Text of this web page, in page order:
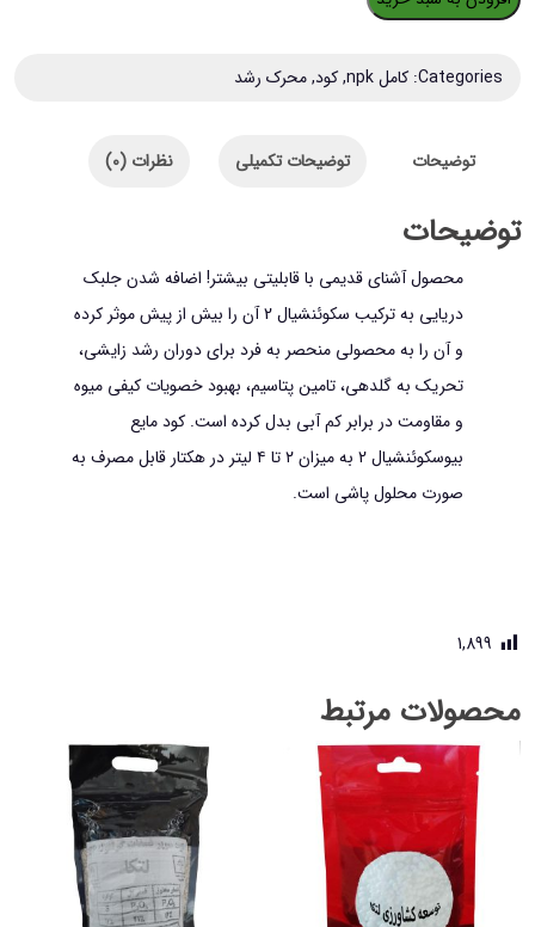
امکس
سکونشیال
حجم
Categories: کامل npk ,کود,محرک رشد
توضیحات توضیحات تکمیلی نظرات (0)
توضیحات
محصول آشنای قدیمی با قابلیتی بیشتر! اضافه شدن جلبک
دریایی به ترکیب سکوئنشیال 2 آن را بیش از پیش موثر کرده
و آن را به محصولی منحصر به فرد برای دوران رشد زایشی،
تحریک به گلدهی، تامین پتاسیم، بهبود خصویات کیفی میوه
و مقاومت در برابر کم آبی بدل کرده است. کود مایع
بیوسکوئنشیال 2 به میزان ۲ تا ۴ لیتر در هکتار قابل مصرف به
صورت محلول پاشی است.
1,899
محصولات مرتبط